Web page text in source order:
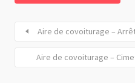
Aire de covoiturage –
Aire de covoiturage –